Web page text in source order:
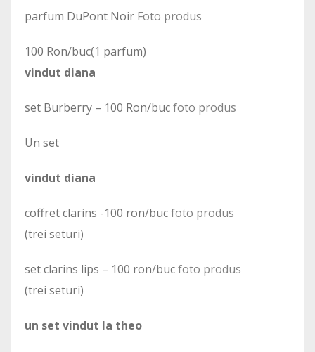
parfum DuPont Noir Foto produs
100 Ron/buc(1 parfum)
vindut diana
set Burberry – 100 Ron/bucfoto produs
Un set
vindut diana
coffret clarins -100 ron/bucfoto produs
(trei seturi)
set clarins lips – 100 ron/bucfoto produs
(trei seturi)
un set vindut la theo